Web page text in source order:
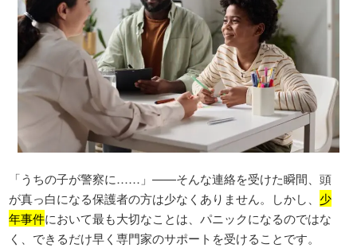
「うちの子が警察に……」——そんな連絡を受けた瞬間、頭
が真っ白になる保護者の方は少なくありません。しかし、 少
年事件において最も大切なことは、パニックになるのではな
く、できるだけ早く専門家のサポートを受けることです。